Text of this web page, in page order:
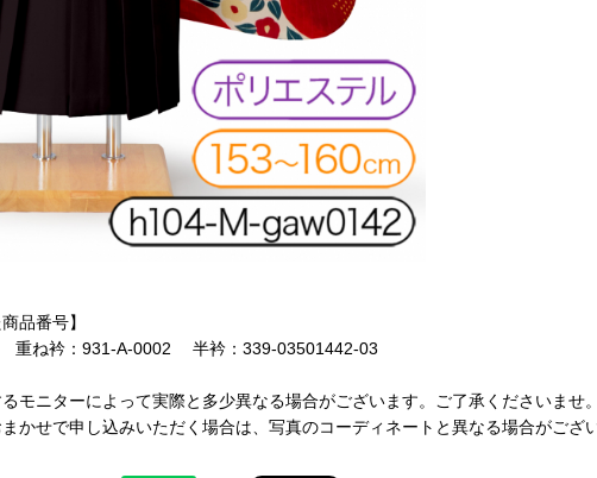
品番号】
ね衿：931-A-0002 半衿：339-03501442-03
モニターによって実際と多少異なる場合がございます。ご了承くださいませ
かせで申し込みいただく場合は、写真のコーディネートと異なる場合がござ